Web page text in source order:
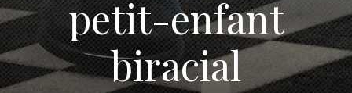
petit-enfant
biracial